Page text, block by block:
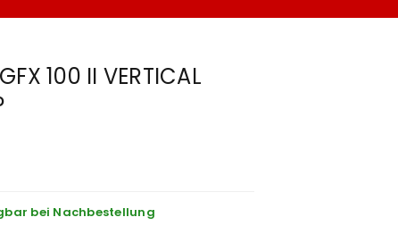
100 II VERTICAL
bei Nachbestellung